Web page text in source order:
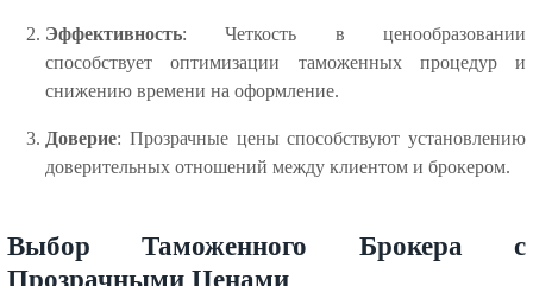
Эффективность: Четкость в ценообразовании
способствует оптимизации таможенных процедур и
снижению времени на оформление.
Доверие: Прозрачные цены способствуют установлению
доверительных отношений между клиентом и брокером.
Выбор Таможенного Брокера с
Прозрачными Ценами